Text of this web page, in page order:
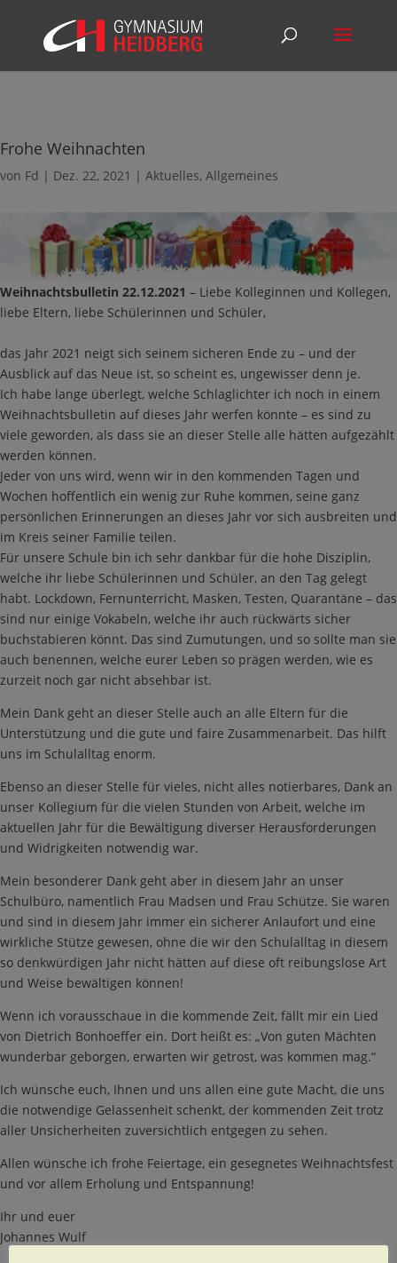
Frohe Weihnachten
von Fd | Dez. 22, 2021 | Aktuelles, Allgemeines
Weihnachtsbulletin 22.12.2021 – Liebe Kolleginnen und Kollegen,
liebe Eltern, liebe Schülerinnen und Schüler,
das Jahr 2021 neigt sich seinem sicheren Ende zu – und der
Ausblick auf das Neue ist, so scheint es, ungewisser denn je.
Ich habe lange überlegt, welche Schlaglichter ich noch in einem
Weihnachtsbulletin auf dieses Jahr werfen könnte – es sind zu
viele geworden, als dass sie an dieser Stelle alle hätten aufgezählt
werden können.
Jeder von uns wird, wenn wir in den kommenden Tagen und
Wochen hoffentlich ein wenig zur Ruhe kommen, seine ganz
persönlichen Erinnerungen an dieses Jahr vor sich ausbreiten und
im Kreis seiner Familie teilen.
Für unsere Schule bin ich sehr dankbar für die hohe Disziplin,
welche ihr liebe Schülerinnen und Schüler, an den Tag gelegt
habt. Lockdown, Fernunterricht, Masken, Testen, Quarantäne – das
sind nur einige Vokabeln, welche ihr auch rückwärts sicher
buchstabieren könnt. Das sind Zumutungen, und so sollte man sie
auch benennen, welche eurer Leben so prägen werden, wie es
zurzeit noch gar nicht absehbar ist.
Mein Dank geht an dieser Stelle auch an alle Eltern für die
Unterstützung und die gute und faire Zusammenarbeit. Das hilft
uns im Schulalltag enorm.
Ebenso an dieser Stelle für vieles, nicht alles notierbares, Dank an
unser Kollegium für die vielen Stunden von Arbeit, welche im
aktuellen Jahr für die Bewältigung diverser Herausforderungen
und Widrigkeiten notwendig war.
Mein besonderer Dank geht aber in diesem Jahr an unser
Schulbüro, namentlich Frau Madsen und Frau Schütze. Sie waren
und sind in diesem Jahr immer ein sicherer Anlaufort und eine
wirkliche Stütze gewesen, ohne die wir den Schulalltag in diesem
so denkwürdigen Jahr nicht hätten auf diese oft reibungslose Art
und Weise bewältigen können!
Wenn ich vorausschaue in die kommende Zeit, fällt mir ein Lied
von Dietrich Bonhoeffer ein. Dort heißt es: „Von guten Mächten
wunderbar geborgen, erwarten wir getrost, was kommen mag.“
Ich wünsche euch, Ihnen und uns allen eine gute Macht, die uns
die notwendige Gelassenheit schenkt, der kommenden Zeit trotz
aller Unsicherheiten zuversichtlich entgegen zu sehen.
Allen wünsche ich frohe Feiertage, ein gesegnetes Weihnachtsfest
und vor allem Erholung und Entspannung!
Ihr und euer
Johannes Wulf